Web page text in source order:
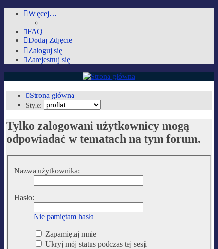
Więcej…
FAQ
Dodaj Zdjęcie
Zaloguj się
Zarejestruj się
AutoMobilki.pl
Przejdź do zawartości
Strona główna
Style:
Tylko zalogowani użytkownicy mogą
odpowiadać w tematach na tym forum.
Nazwa użytkownika:
Hasło:
Nie pamiętam hasła
Zapamiętaj mnie
Ukryj mój status podczas tej sesji